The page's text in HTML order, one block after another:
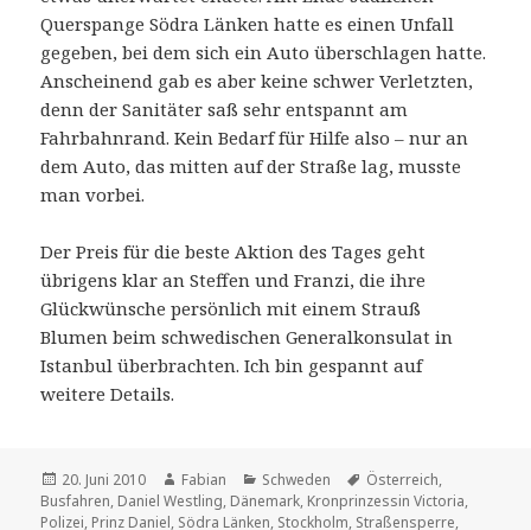
Querspange Södra Länken hatte es einen Unfall
gegeben, bei dem sich ein Auto überschlagen hatte.
Anscheinend gab es aber keine schwer Verletzten,
denn der Sanitäter saß sehr entspannt am
Fahrbahnrand. Kein Bedarf für Hilfe also – nur an
dem Auto, das mitten auf der Straße lag, musste
man vorbei.
Der Preis für die beste Aktion des Tages geht
übrigens klar an Steffen und Franzi, die ihre
Glückwünsche persönlich mit einem Strauß
Blumen beim schwedischen Generalkonsulat in
Istanbul überbrachten. Ich bin gespannt auf
weitere Details.
Veröffentlicht
am
20. Juni 2010 Autor
Fabian Kategorien
Schweden Schlagwörter
Österreich,
Busfahren, Daniel Westling, Dänemark, Kronprinzessin Victoria,
Polizei, Prinz Daniel, Södra Länken, Stockholm, Straßensperre,